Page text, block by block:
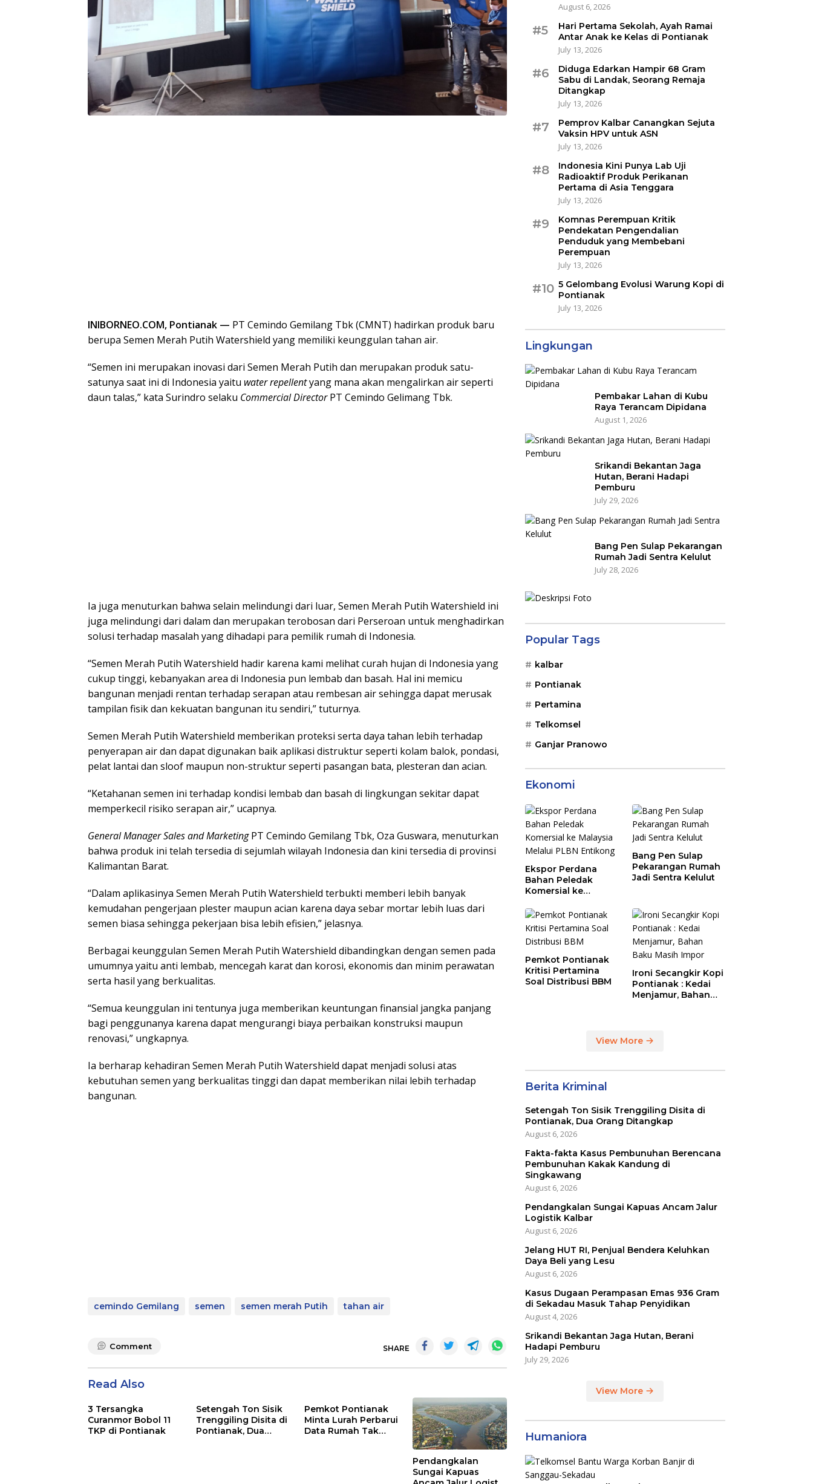
INIBORNEO.COM, Pontianak — PT Cemindo Gemilang Tbk (CMNT) hadirkan produk baru
berupa Semen Merah Putih Watershield yang memiliki keunggulan tahan air.
“Semen ini merupakan inovasi dari Semen Merah Putih dan merupakan produk satu-
satunya saat ini di Indonesia yaitu water repellentyang mana akan mengalirkan air seperti
daun talas,” kata Surindro selaku Commercial DirectorPT Cemindo Gelimang Tbk.
Ia juga menuturkan bahwa selain melindungi dari luar, Semen Merah Putih Watershield ini
juga melindungi dari dalam dan merupakan terobosan dari Perseroan untuk menghadirkan
solusi terhadap masalah yang dihadapi para pemilik rumah di Indonesia.
“Semen Merah Putih Watershield hadir karena kami melihat curah hujan di Indonesia yang
cukup tinggi, kebanyakan area di Indonesia pun lembab dan basah. Hal ini memicu
bangunan menjadi rentan terhadap serapan atau rembesan air sehingga dapat merusak
tampilan fisik dan kekuatan bangunan itu sendiri,” tuturnya.
Semen Merah Putih Watershield memberikan proteksi serta daya tahan lebih terhadap
penyerapan air dan dapat digunakan baik aplikasi distruktur seperti kolam balok, pondasi,
pelat lantai dan sloof maupun non-struktur seperti pasangan bata, plesteran dan acian.
“Ketahanan semen ini terhadap kondisi lembab dan basah di lingkungan sekitar dapat
memperkecil risiko serapan air,” ucapnya.
General Manager Sales and MarketingPT Cemindo Gemilang Tbk, Oza Guswara, menuturkan
bahwa produk ini telah tersedia di sejumlah wilayah Indonesia dan kini tersedia di provinsi
Kalimantan Barat.
“Dalam aplikasinya Semen Merah Putih Watershield terbukti memberi lebih banyak
kemudahan pengerjaan plester maupun acian karena daya sebar mortar lebih luas dari
semen biasa sehingga pekerjaan bisa lebih efisien,” jelasnya.
Berbagai keunggulan Semen Merah Putih Watershield dibandingkan dengan semen pada
umumnya yaitu anti lembab, mencegah karat dan korosi, ekonomis dan minim perawatan
serta hasil yang berkualitas.
“Semua keunggulan ini tentunya juga memberikan keuntungan finansial jangka panjang
bagi penggunanya karena dapat mengurangi biaya perbaikan konstruksi maupun
renovasi,” ungkapnya.
Ia berharap kehadiran Semen Merah Putih Watershield dapat menjadi solusi atas
kebutuhan semen yang berkualitas tinggi dan dapat memberikan nilai lebih terhadap
bangunan.
cemindo Gemilang semen semen merah Putih tahan air
Comment SHARE
Read Also
3 Tersangka
Curanmor Bobol 11
TKP di Pontianak
Setengah Ton Sisik
Trenggiling Disita di
Pontianak, Dua
Pemkot Pontianak
Minta Lurah Perbarui
Data Rumah Tak
Pendangkalan
Sungai Kapuas
August 6, 2026
#5
Hari Pertama Sekolah, Ayah Ramai
Antar Anak ke Kelas di Pontianak
July 13, 2026
#6
Diduga Edarkan Hampir 68 Gram
Sabu di Landak, Seorang Remaja
Ditangkap
July 13, 2026
#7
Pemprov Kalbar Canangkan Sejuta
Vaksin HPV untuk ASN
July 13, 2026
#8
Indonesia Kini Punya Lab Uji
Radioaktif Produk Perikanan
Pertama di Asia Tenggara
July 13, 2026
#9
Komnas Perempuan Kritik
Pendekatan Pengendalian
Penduduk yang Membebani
Perempuan
July 13, 2026
#10 5 Gelombang Evolusi Warung Kopi di
Pontianak
July 13, 2026
Lingkungan
Pembakar Lahan di Kubu
Raya Terancam Dipidana
August 1, 2026
Srikandi Bekantan Jaga
Hutan, Berani Hadapi
Pemburu
July 29, 2026
Bang Pen Sulap Pekarangan
Rumah Jadi Sentra Kelulut
July 28, 2026
Popular Tags
kalbar
Pontianak
Pertamina
Telkomsel
Ganjar Pranowo
Ekonomi
Ekspor Perdana
Bahan Peledak
Komersial ke
PLBN Entikong
Bang Pen Sulap
Pekarangan Rumah
Jadi Sentra Kelulut
Pemkot Pontianak
Kritisi Pertamina
Soal Distribusi BBM
Ironi Secangkir Kopi
Pontianak : Kedai
Menjamur, Bahan
View More
Berita Kriminal
Setengah Ton Sisik Trenggiling Disita di
Pontianak, Dua Orang Ditangkap
August 6, 2026
Fakta-fakta Kasus Pembunuhan Berencana
Pembunuhan Kakak Kandung di
Singkawang
August 6, 2026
Pendangkalan Sungai Kapuas Ancam Jalur
Logistik Kalbar
August 6, 2026
Jelang HUT RI, Penjual Bendera Keluhkan
Daya Beli yang Lesu
August 6, 2026
Kasus Dugaan Perampasan Emas 936 Gram
di Sekadau Masuk Tahap Penyidikan
August 4, 2026
Srikandi Bekantan Jaga Hutan, Berani
Hadapi Pemburu
July 29, 2026
View More
Humaniora